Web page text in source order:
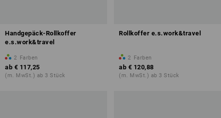
Handgepäck-Rollkoffer
e.s.work&travel
2 Farben
ab € 117,25
(m. MwSt.) ab 3 Stück
Rollkoffer e.s.work&travel
2 Farben
ab € 120,88
(m. MwSt.) ab 3 Stück